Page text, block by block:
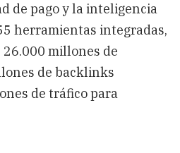
de pago y la inteligencia
herramientas integradas,
26.000 millones de
de backlinks
de tráfico para